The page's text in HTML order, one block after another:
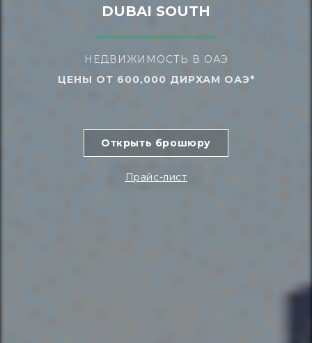
DUBAI SOUTH
НЕДВИЖИМОСТЬ В ОАЭ
ЦЕНЫ ОТ 600,000 ДИРХАМ ОАЭ*
Открыть брошюру
Прайс-лист